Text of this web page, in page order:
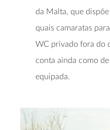
da Malta, que
quais camaratas
WC privado fora do
conta ainda como
equipada.